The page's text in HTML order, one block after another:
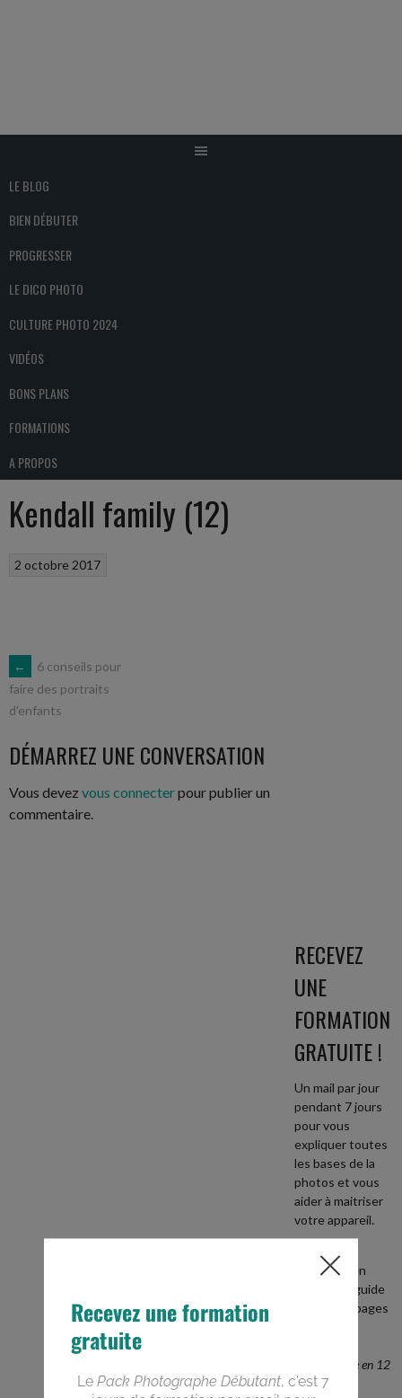
LE BLOG
BIEN DÉBUTER
PROGRESSER
LE DICO PHOTO
CULTURE PHOTO 2024
VIDÉOS
BONS PLANS
FORMATIONS
A PROPOS
Kendall family (12)
2 octobre 2017
NAVIGATION
DES
ARTICLES
←
6 conseils pour
faire des portraits
d’enfants
DÉMARREZ UNE CONVERSATION
Vous devez vous connecterpour publier un
commentaire.
RECEVEZ
UNE
FORMATION
GRATUITE !
Un mail par jour
pendant 7 jours
pour vous
expliquer toutes
les bases de la
photos et vous
aider à maitriser
votre appareil.
recevez en
BONUS le guide
PDF de 40 pages
photographe en 12
semaines